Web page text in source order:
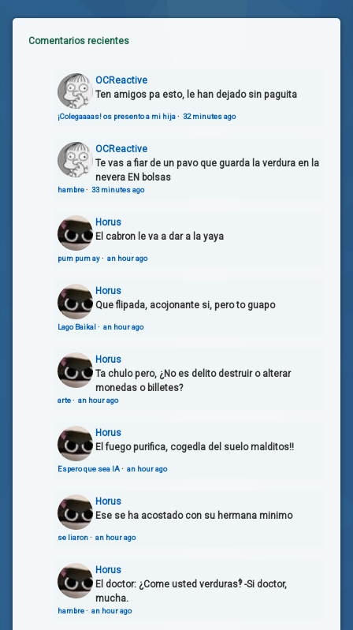
Comentarios recientes
OCReactive
Ten amigos pa esto, le han dejado sin paguita
¡Colegaaaas! os presento a mi hija· 32 minutes ago
OCReactive
Te vas a fiar de un pavo que guarda la verdura en la
nevera EN bolsas
hambre· 33 minutes ago
Horus
El cabron le va a dar a la yaya
pum pum ay· an hour ago
Horus
Que flipada, acojonante si, pero to guapo
Lago Baikal· an hour ago
Horus
Ta chulo pero, ¿No es delito destruir o alterar
monedas o billetes?
arte· an hour ago
Horus
El fuego purifica, cogedla del suelo malditos!!
Espero que sea IA· an hour ago
Horus
Ese se ha acostado con su hermana minimo
se liaron· an hour ago
Horus
El doctor: ¿Come usted verduras‽ -Si doctor,
mucha.
hambre· an hour ago